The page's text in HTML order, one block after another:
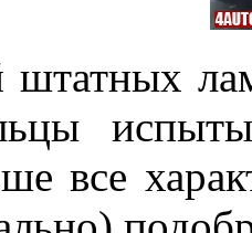
штатных
все